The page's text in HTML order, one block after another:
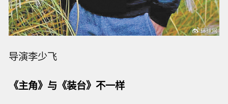
导演李少飞
《主角》与《装台》不一样